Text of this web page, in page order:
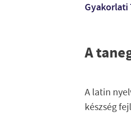
Gyakorlati
A
A latin
készség